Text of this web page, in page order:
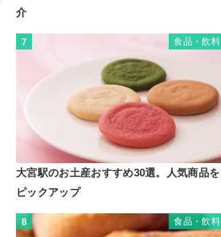
介
7 食品・飲料
大宮駅のお土産おすすめ30選。人気商品を
ピックアップ
8 食品・飲料